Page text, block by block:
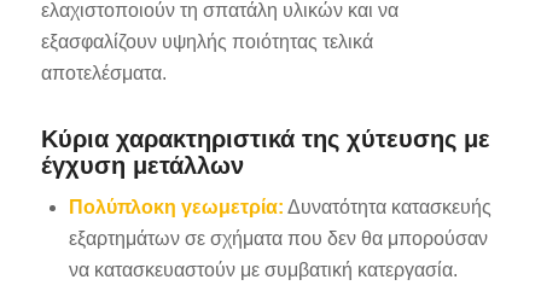
ελαχιστοποιούν τη σπατάλη υλικών και να
εξασφαλίζουν υψηλής ποιότητας τελικά
αποτελέσματα.
Κύρια χαρακτηριστικά της χύτευσης με
έγχυση μετάλλων
Πολύπλοκη γεωμετρία: Δυνατότητα κατασκευής
εξαρτημάτων σε σχήματα που δεν θα μπορούσαν
να κατασκευαστούν με συμβατική κατεργασία.